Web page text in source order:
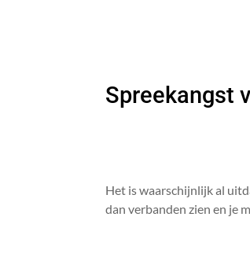
Spreekangst
Het is waarschijnlijk al
dan verbanden zien en je